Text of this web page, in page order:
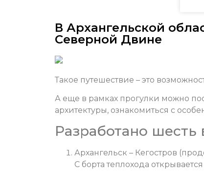
В Архангельской
Северной Двине
Такое путешествие – это
А еще в рамках прогулки можно
архитектуры, ознакомиться с
Разработано
Архангельск – Кегостров
С борта теплохода